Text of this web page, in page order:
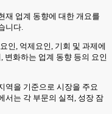
재 업계 동향에 대한 개요를
니다.
인, 억제요인, 기회 및 과제에
변화하는 업계 동향 등의 요인
역을 기준으로 시장을 주요
서는 각 부문의 실적, 성장 잠